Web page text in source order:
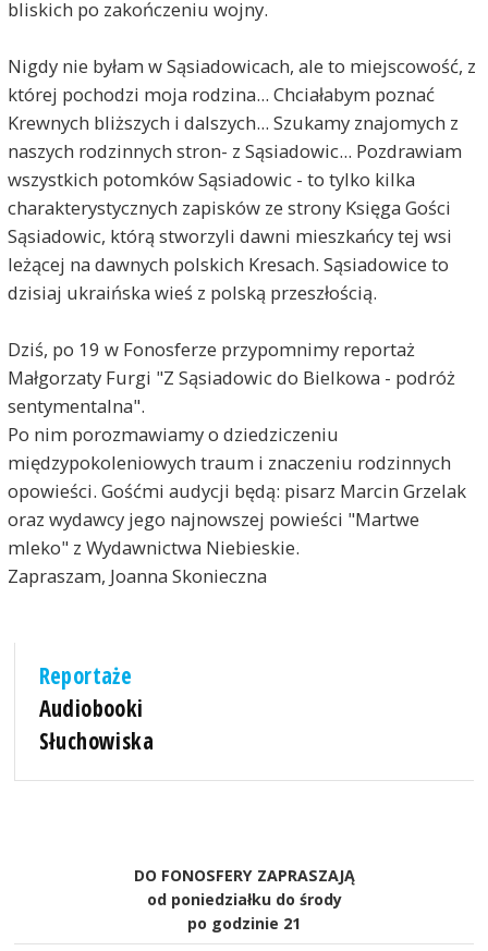
bliskich po zakończeniu wojny.
Nigdy nie byłam w Sąsiadowicach, ale to miejscowość, z
której pochodzi moja rodzina... Chciałabym poznać
Krewnych bliższych i dalszych... Szukamy znajomych z
naszych rodzinnych stron- z Sąsiadowic... Pozdrawiam
wszystkich potomków Sąsiadowic - to tylko kilka
charakterystycznych zapisków ze strony Księga Gości
Sąsiadowic, którą stworzyli dawni mieszkańcy tej wsi
leżącej na dawnych polskich Kresach. Sąsiadowice to
dzisiaj ukraińska wieś z polską przeszłością.
Dziś, po 19 w Fonosferze przypomnimy reportaż
Małgorzaty Furgi "Z Sąsiadowic do Bielkowa - podróż
sentymentalna".
Po nim porozmawiamy o dziedziczeniu
międzypokoleniowych traum i znaczeniu rodzinnych
opowieści. Gośćmi audycji będą: pisarz Marcin Grzelak
oraz wydawcy jego najnowszej powieści "Martwe
mleko" z Wydawnictwa Niebieskie.
Zapraszam, Joanna Skonieczna
Reportaże
Audiobooki
Słuchowiska
DO FONOSFERY ZAPRASZAJĄ
od poniedziałku do środy
po godzinie 21